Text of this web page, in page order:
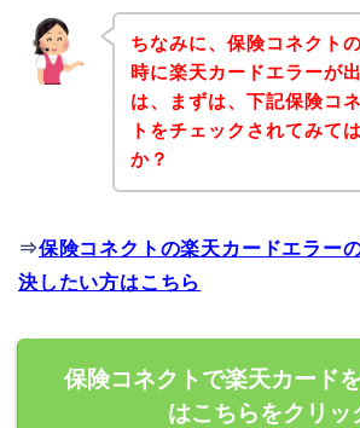
ちなみに、保険コネクト
時に楽天カードエラーが
は、まずは、下記保険コ
トをチェックされてみて
か？
⇒保険コネクトの楽天カードエラー
決したい方はこちら
保険コネクトで楽天カード
はこちらをクリッ